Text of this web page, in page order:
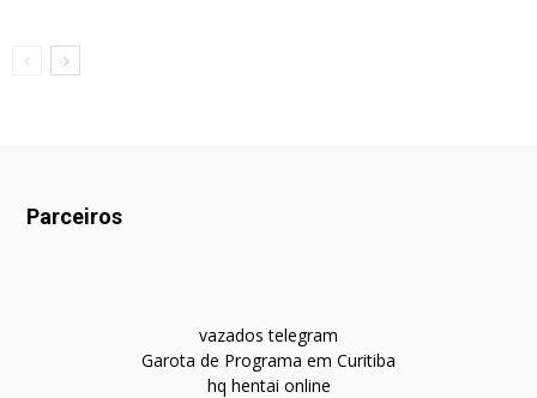
Parceiros
vazados telegram
Garota de Programa em Curitiba
hq hentai online